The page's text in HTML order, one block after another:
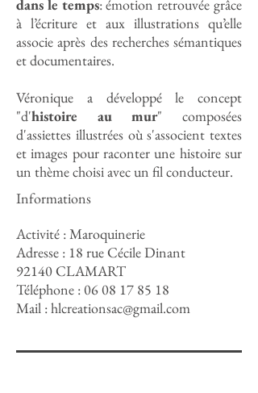
dans le temps: émotion retrouvée grâce
à l’écriture et aux illustrations qu’elle
associe après des recherches sémantiques
et documentaires.
Véronique a développé le concept
"d'histoire au mur" composées
d'assiettes illustrées où s'associent textes
et images pour raconter une histoire sur
un thème choisi avec un fil conducteur.
Informations
Activité : Maroquinerie
Adresse : 18 rue Cécile Dinant
92140 CLAMART
Téléphone :06 08 17 85 18
Mail :hlcreationsac@gmail.com